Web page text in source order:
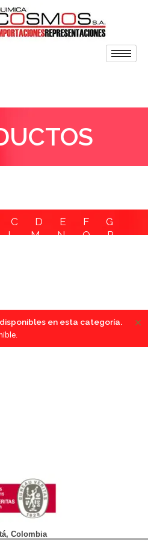
C D E F
G
L M N O
P
en esta categoría. ×
Colombia